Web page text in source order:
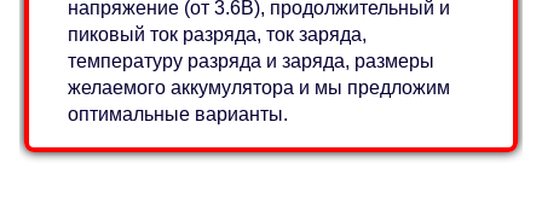
напряжение (от 3.6В), продолжительный и
пиковый ток разряда, ток заряда,
температуру разряда и заряда, размеры
желаемого аккумулятора и мы предложим
оптимальные варианты.